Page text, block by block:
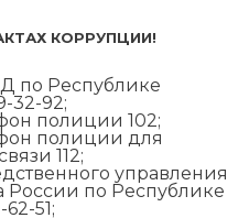
КОРРУПЦИИ!
по Республике
32-92;
полиции 102;
полиции для
112;
управления
России по Республике
51;